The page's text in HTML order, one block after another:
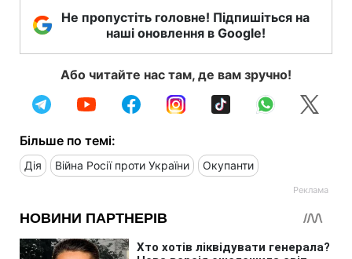
Не пропустіть головне! Підпишіться на
наші оновлення в Google!
Або читайте нас там, де вам зручно!
Більше по темі:
Дія Війна Росії проти України Окупанти